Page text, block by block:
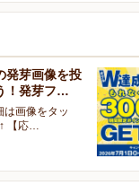
発芽画像を投
！発芽フ…
は画像をタッ
【応…